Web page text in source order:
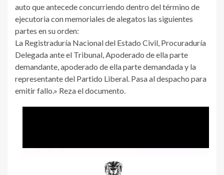
auto que antecede concurriendo dentro del término de
ejecutoria con memoriales de alegatos las siguientes
partes en su orden:
La Registraduría Nacional del Estado Civil, Procuraduría
Delegada ante el Tribunal, Apoderado de ella parte
demandante, apoderado de ella parte demandada y la
representante del Partido Liberal. Pasa al despacho para
emitir fallo.» Reza el documento.